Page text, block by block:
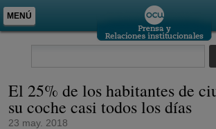
MENÚ
El 25% de los habitantes de
su coche casi todos los días
23 may. 2018